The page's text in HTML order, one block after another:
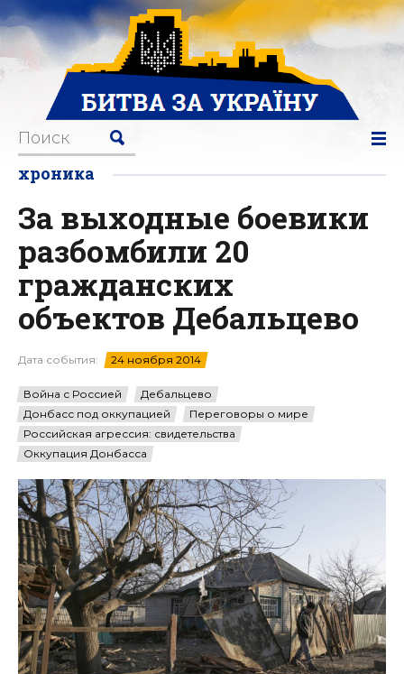
хроника
За выходные боевики
разбомбили 20
гражданских
объектов Дебальцево
Дата события: 24 ноября 2014
Война с Россией
Дебальцево
Донбасс под оккупацией
Переговоры о мире
Российская агрессия: свидетельства
Оккупация Донбасса